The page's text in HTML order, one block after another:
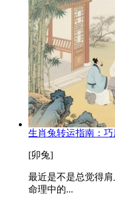
生肖兔转运指南：
[卯兔]
最近是不是总觉得
命理中的...